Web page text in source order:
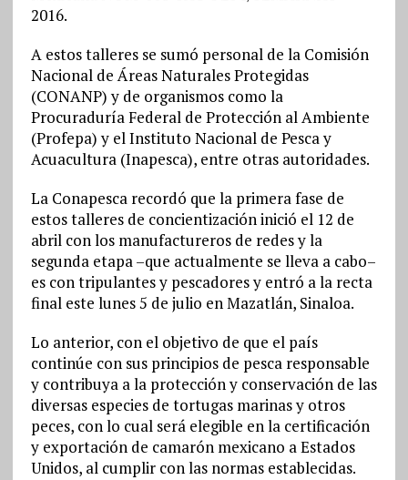
2016.
A estos talleres se sumó personal de la Comisión
Nacional de Áreas Naturales Protegidas
(CONANP) y de organismos como la
Procuraduría Federal de Protección al Ambiente
(Profepa) y el Instituto Nacional de Pesca y
Acuacultura (Inapesca), entre otras autoridades.
La Conapesca recordó que la primera fase de
estos talleres de concientización inició el 12 de
abril con los manufactureros de redes y la
segunda etapa –que actualmente se lleva a cabo–
es con tripulantes y pescadores y entró a la recta
final este lunes 5 de julio en Mazatlán, Sinaloa.
Lo anterior, con el objetivo de que el país
continúe con sus principios de pesca responsable
y contribuya a la protección y conservación de las
diversas especies de tortugas marinas y otros
peces, con lo cual será elegible en la certificación
y exportación de camarón mexicano a Estados
Unidos, al cumplir con las normas establecidas.